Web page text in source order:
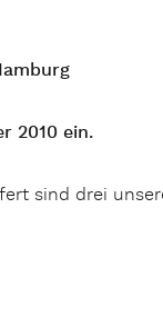
2010 ein.
sind drei